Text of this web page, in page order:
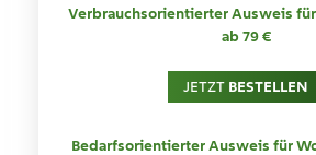
Verbrauchsorientierter Ausweis
ab 79 €
JETZT BESTELLEN
Bedarfsorientierter Ausweis für